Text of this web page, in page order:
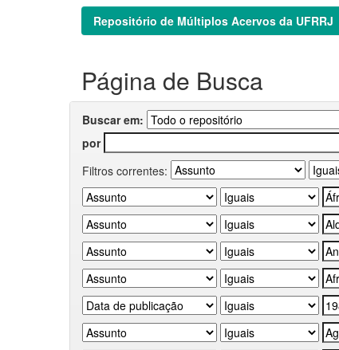
Repositório de Múltiplos Acervos da UFRRJ
Página de Busca
Buscar em:
por
Filtros correntes: